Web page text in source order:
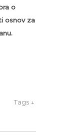
o
osnov za
Tags ↓